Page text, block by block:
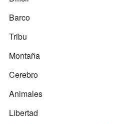
Barco
Tribu
Montaña
Cerebro
Animales
Libertad